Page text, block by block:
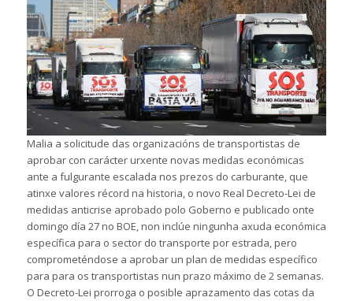
Malia a solicitude das organizacións de transportistas de
aprobar con carácter urxente novas medidas económicas
ante a fulgurante escalada nos prezos do carburante, que
atinxe valores récord na historia, o novo Real Decreto-Lei de
medidas anticrise aprobado polo Goberno e publicado onte
domingo día 27 no BOE, non inclúe ningunha axuda económica
específica para o sector do transporte por estrada, pero
comprometéndose a aprobar un plan de medidas específico
para para os transportistas nun prazo máximo de 2 semanas.
O Decreto-Lei prorroga o posible aprazamento das cotas da